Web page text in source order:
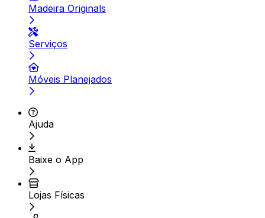
Madeira Originals
Serviços
Móveis Planejados
Ajuda
Baixe o App
Lojas Físicas